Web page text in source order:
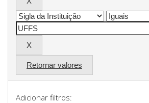
Retornar valores
Adicionar filtros: